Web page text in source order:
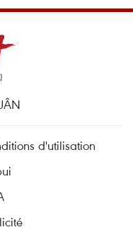
d'utilisation